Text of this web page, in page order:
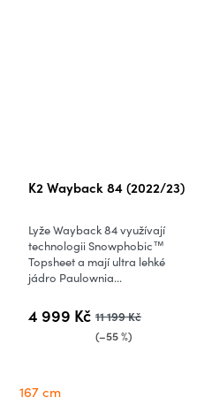
K2 Wayback 84 (2022/23)
4 999 Kč 11 199 Kč
(–55 %)
Lyže Wayback 84 využívají
technologii Snowphobic™
Topsheet a mají ultra lehké
jádro Paulownia...
167 cm